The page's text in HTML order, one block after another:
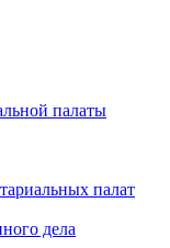
палаты
палат
дела